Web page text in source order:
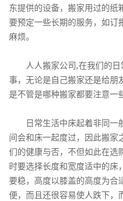
东提供的设备，搬家用过的纸
要预定一些长期的服务，如订
麻烦。
人人搬家公司,在我们的日
事，无论是自己搬家还是给朋
是不管是哪种搬家都要注意一
日常生活中床起着非同一
间会和床一起度过，因此搬家
们的健康与否，不但如此在选
时要选择长度和宽度适中的床
要稳，高度以膝盖的高度为合
便，而且还很容易使人跌下，